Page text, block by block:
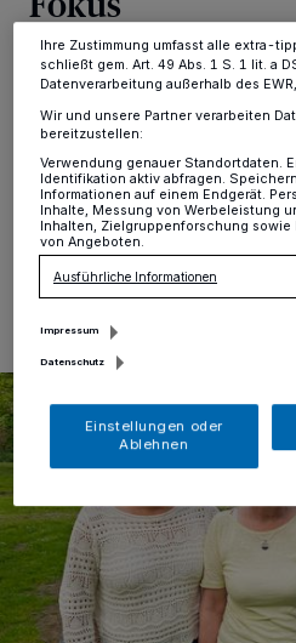
Grefrath-Oedt·Unter dem
Seniorinnen und Senioren“
des Café Miteinander zu
Polizei ein, der speziell auf die
Menschen zugeschnitten ist.
Informationen finden Sie in unserer
Ihre Zustimmung umfasst alle extra-
schließt gem. Art. 49 Abs. 1 S. 1 lit. a
Datenverarbeitung außerhalb des
Wir und unsere Partner verarbeiten
bereitzustellen:
Verwendung genauer Standortdaten.
Identifikation aktiv abfragen.
Informationen auf einem Endgerät.
Inhalte, Messung von Werbeleistung
Inhalten, Zielgruppenforschung
von Angeboten.
Ausführliche Informationen
Impressum
Datenschutz
Einstellungen oder
Ablehnen